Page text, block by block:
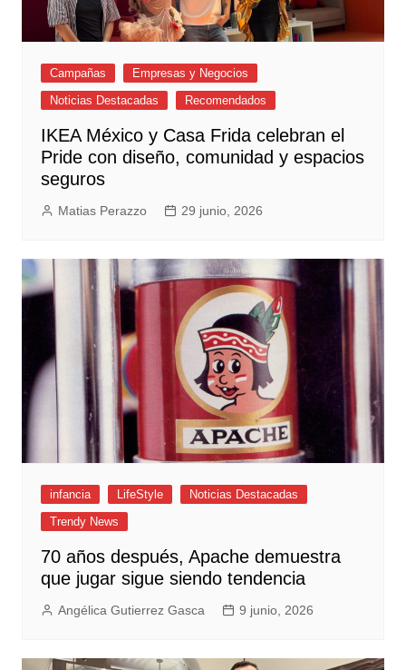
Campañas
Empresas y Negocios
Noticias Destacadas
Recomendados
IKEA México y Casa Frida celebran el
Pride con diseño, comunidad y espacios
seguros
Matias Perazzo 29 junio, 2026
infancia LifeStyle
Noticias Destacadas
Trendy News
70 años después, Apache demuestra
que jugar sigue siendo tendencia
Angélica Gutierrez Gasca 9 junio, 2026